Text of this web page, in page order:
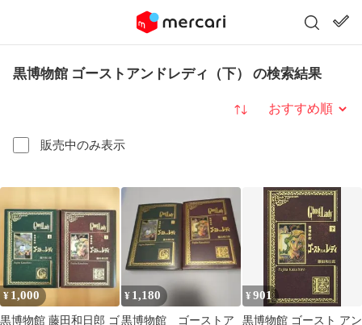
黒博物館 ゴーストアンドレディ（下） の検索結果
販売中のみ表示
並び替え
¥ 1,000
黒博物館 藤田和日郎 ゴ
¥ 1,180
黒博物館 ゴーストア
¥901
黒博物館 ゴースト アン